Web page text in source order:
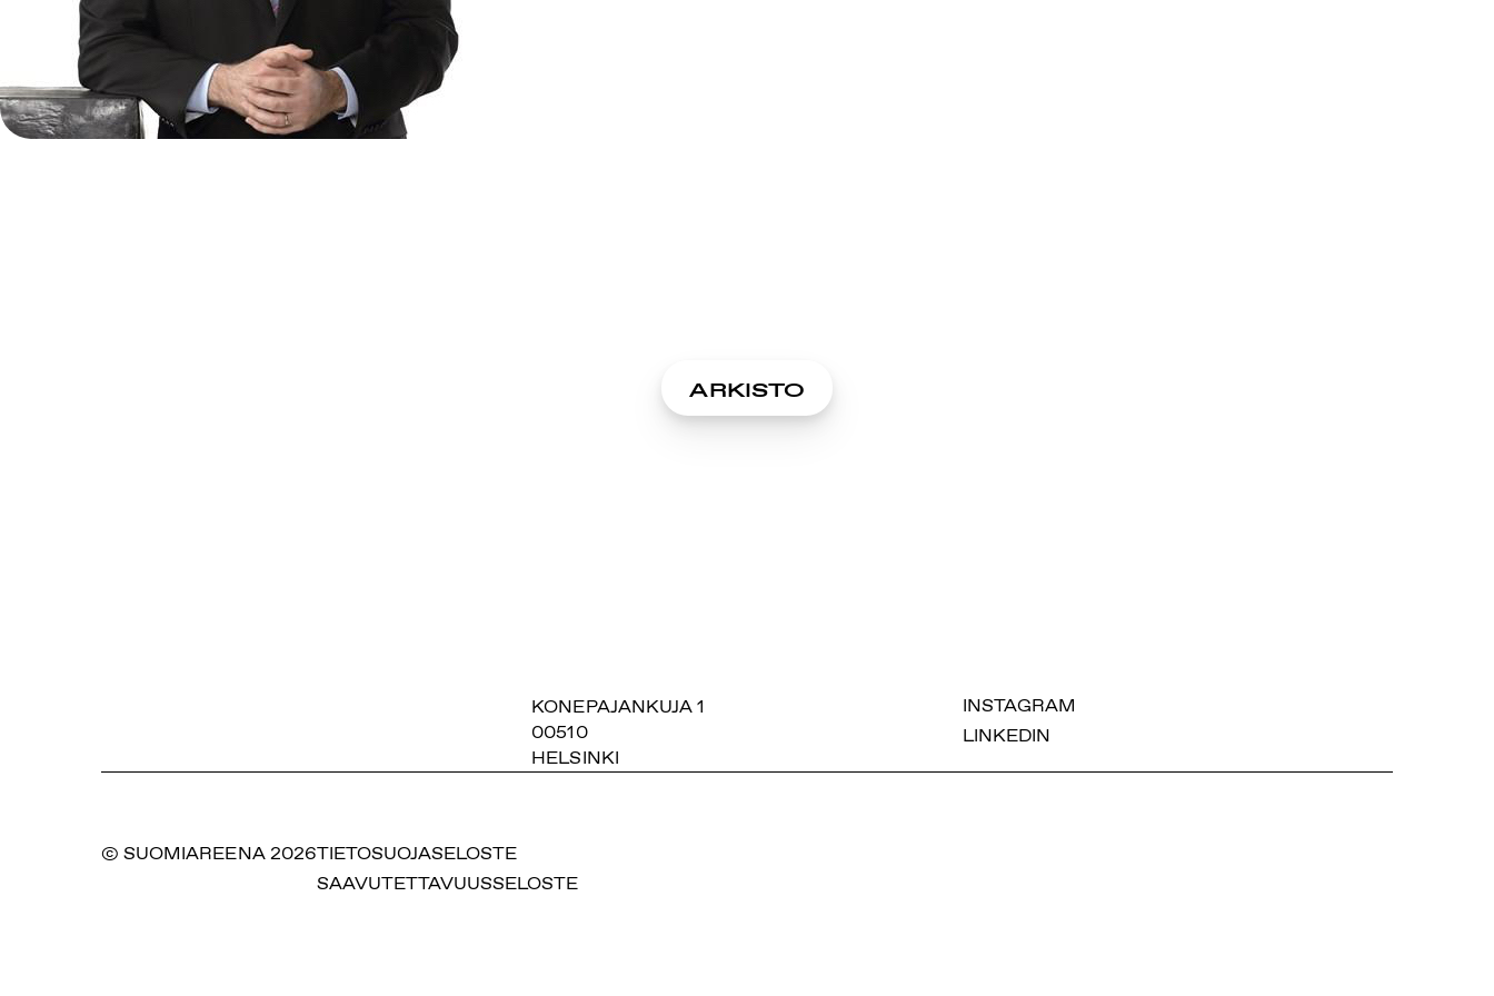
ARKISTO
SUOMIAREENA
KONEPAJANKUJA 1
00510
HELSINKI
INSTAGRAM
LINKEDIN
© SUOMIAREENA 2026TIETOSUOJASELOSTE
SAAVUTETTAVUUSSELOSTE